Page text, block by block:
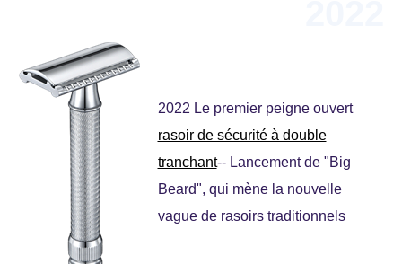
2022 Le premier peigne ouvert
rasoir de sécurité à double
tranchant-- Lancement de "Big
Beard", qui mène la nouvelle
vague de rasoirs traditionnels